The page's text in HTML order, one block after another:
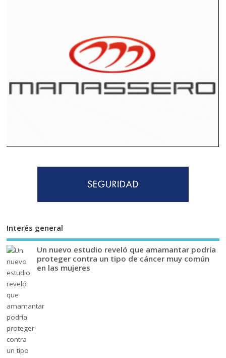
Interés general
Un nuevo estudio reveló que amamantar podría
proteger contra un tipo de cáncer muy común
en las mujeres